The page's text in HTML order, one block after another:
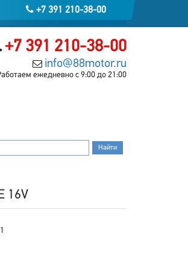
+7 391 210-38-00
+7 391 210-38-00
info@88motor.ru
ежедневно с 9:00 до 21:00
16V